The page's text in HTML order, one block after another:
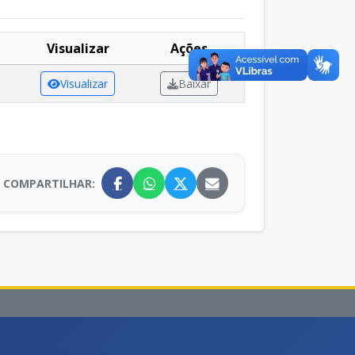
Visualizar Ações
Visualizar Baixar
COMPARTILHAR: